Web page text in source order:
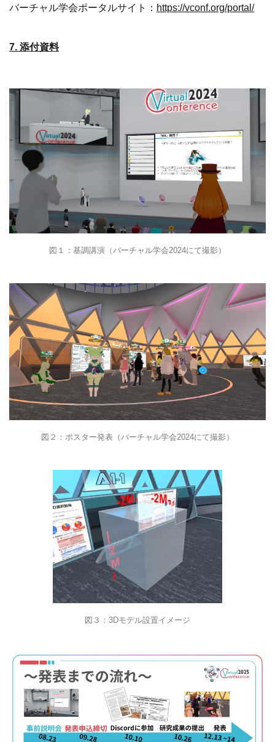
バーチャル学会ポータルサイト： https://vconf.org/portal/
7. 添付資料
図１：基調講演（バーチャル学会2024にて撮影）
図２：ポスター発表（バーチャル学会2024にて撮影）
図３：3Dモデル設置イメージ